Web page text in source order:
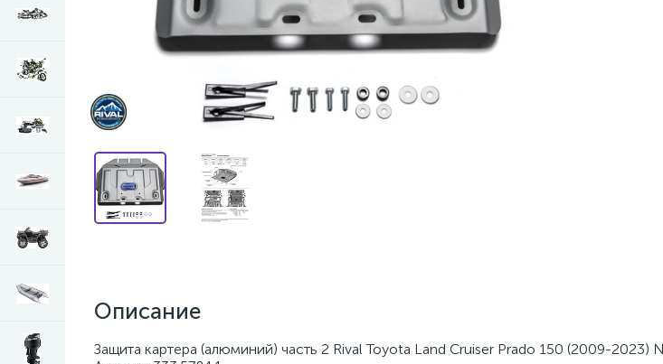
Описание
Защита картера (алюминий) часть 2 Rival Toyota Land Cruiser Prado 150 (2009-2023)